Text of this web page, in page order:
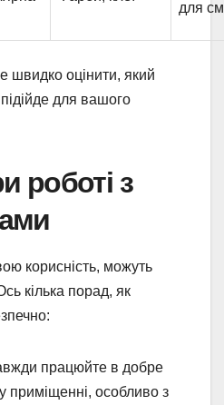
для
швидко оцінити, який
для вашого
роботі з
корисність, можуть
кілька порад, як
працюйте в добре
приміщенні, особливо з